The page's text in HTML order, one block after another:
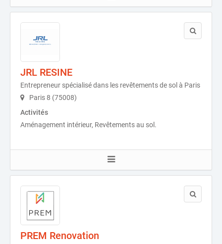
JRL RESINE
Entrepreneur spécialisé dans les revêtements de sol à Paris
Paris 8 (75008)
Activités
Aménagement intérieur, Revêtements au sol.
PREM Renovation